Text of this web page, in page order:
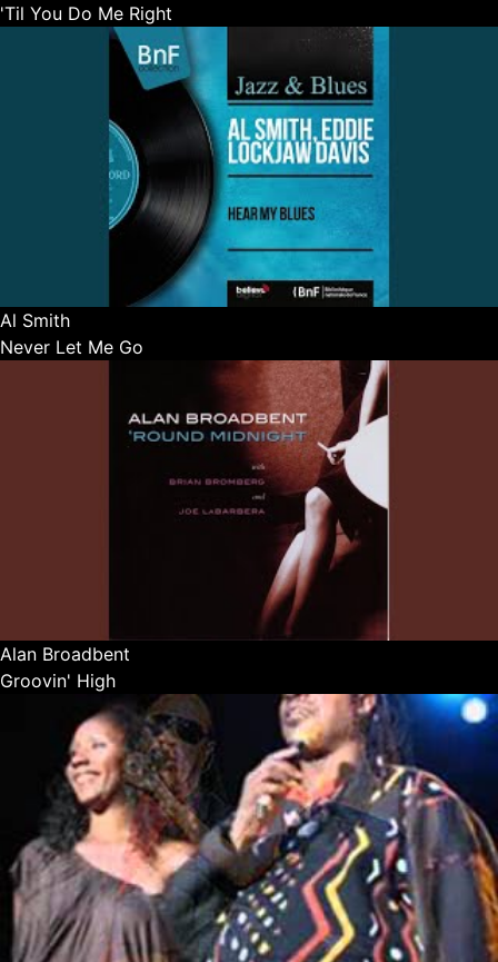
'Til You Do Me Right
Al Smith
Never Let Me Go
Alan Broadbent
Groovin' High